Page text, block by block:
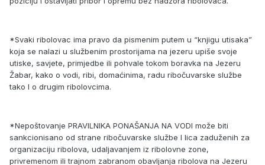
*Svaki ribolovac ima pravo da pismenim putem u “knjigu utisaka”
koja se nalazi u službenim prostorijama na jezeru upiše svoje
utiske, savjete, primjedbe ili pohvale tokom boravka na Jezeru
Žabar, kako o vodi, ribi, domaćinima, radu ribočuvarske službe
tako I o drugim ribolovcima.
*Nepoštovanje PRAVILNIKA PONAŠANJA NA VODI može biti
sankcionisano od strane ribočuvarske službe I lica zaduženih za
organizaciju ribolova, udaljavanjem iz ribolovne zone,
privremenom ili trajnom zabranom obavljanja ribolova na Jezeru